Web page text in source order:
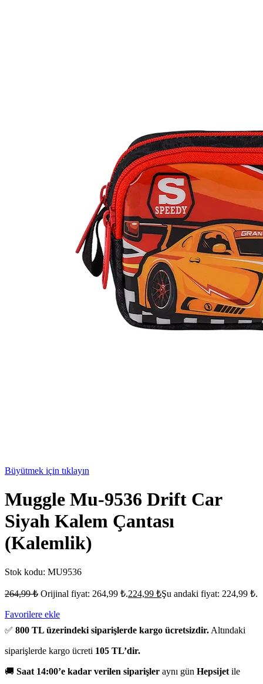
Büyütmek için tıklayın
Muggle Mu-9536 Drift Car
Siyah Kalem Çantası
(Kalemlik)
Stok kodu: MU9536
264,99₺ Orijinal fiyat: 264,99 ₺.224,99 ₺Şu andaki fiyat: 224,99 ₺.
Favorilere ekle
✅ 800 TL üzerindeki siparişlerde kargo ücretsizdir. Altındaki
siparişlerde kargo ücreti 105 TL’dir.
🚚 Saat 14:00’e kadar verilen siparişler aynı gün Hepsijet ile